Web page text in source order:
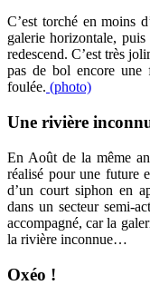
C’est torché en moins
galerie horizontale,
redescend. C’est très
pas de bol encore une
foulée. (photo)
Une rivière
En Août de la même
réalisé pour une future
d’un court siphon en
dans un secteur semi-
accompagné, car la
la rivière inconnue…
Oxéo !